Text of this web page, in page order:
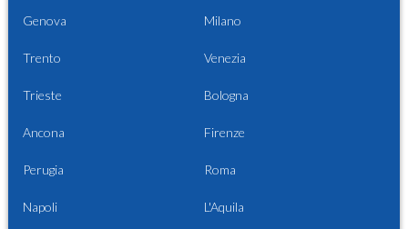
Genova Milano
Trento Venezia
Trieste Bologna
Ancona Firenze
Perugia Roma
Napoli L'Aquila